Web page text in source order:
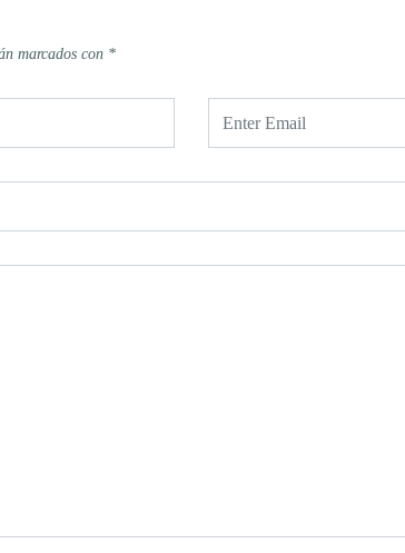
marcados con *